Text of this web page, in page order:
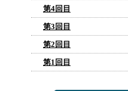
第4回目
第3回目
第2回目
第1回目